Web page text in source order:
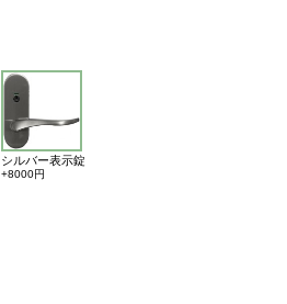
シルバー表示錠
+8000円